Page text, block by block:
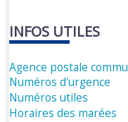
INFOS UTILES
Agence postale
Numéros d'urgence
Numéros utiles
Horaires des marées